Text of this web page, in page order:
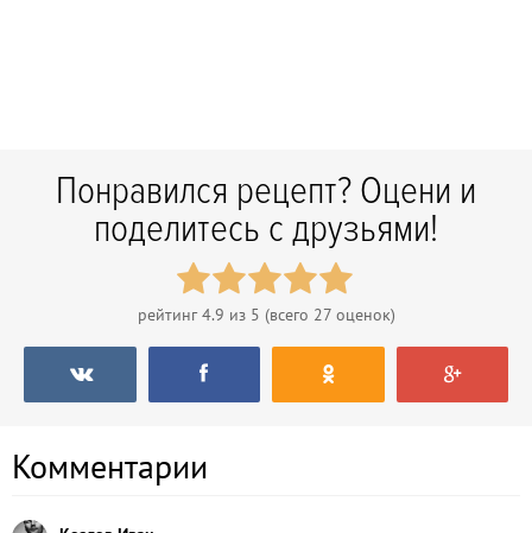
Понравился рецепт? Оцени и
поделитесь с друзьями!
рейтинг4.9 из 5 (всего 27оценок)
Комментарии